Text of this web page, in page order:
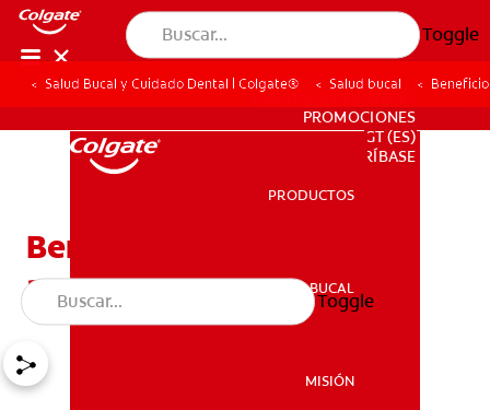
Toggle
SALUD BUCAL
PARA PROFESIONALES
PROMOCIONES
GT (ES)
SUSCRÍBASE
PRODUCTOS
SALUD BUCAL
MISIÓN
Toggle
Salud Bucal y Cuidado Dental | Colgate® Salud bucal
Beneficios del flúor en el
agua para la salud bucal